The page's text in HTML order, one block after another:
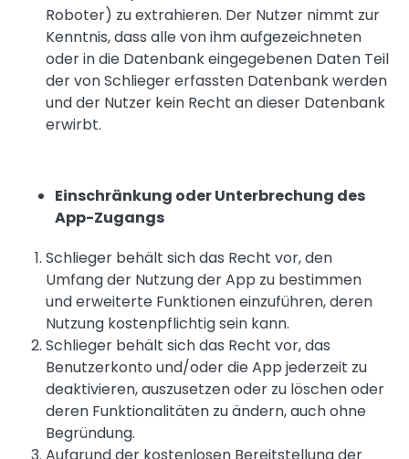
Roboter) zu extrahieren. Der Nutzer nimmt zur
Kenntnis, dass alle von ihm aufgezeichneten
oder in die Datenbank eingegebenen Daten Teil
der von Schlieger erfassten Datenbank werden
und der Nutzer kein Recht an dieser Datenbank
erwirbt.
Einschränkung oder Unterbrechung des
App-Zugangs
Schlieger behält sich das Recht vor, den
Umfang der Nutzung der App zu bestimmen
und erweiterte Funktionen einzuführen, deren
Nutzung kostenpflichtig sein kann.
Schlieger behält sich das Recht vor, das
Benutzerkonto und/oder die App jederzeit zu
deaktivieren, auszusetzen oder zu löschen oder
deren Funktionalitäten zu ändern, auch ohne
Begründung.